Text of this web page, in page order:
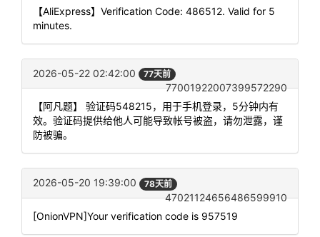
【AliExpress】Verification Code: 486512. Valid for 5
minutes.
2026-05-22 02:42:00 77天前
77001922007399572290
【阿凡题】 验证码548215，用于手机登录，5分钟内有
效。验证码提供给他人可能导致帐号被盗，请勿泄露，谨
防被骗。
2026-05-20 19:39:00 78天前
47021124656486599910
[OnionVPN]Your verification code is 957519